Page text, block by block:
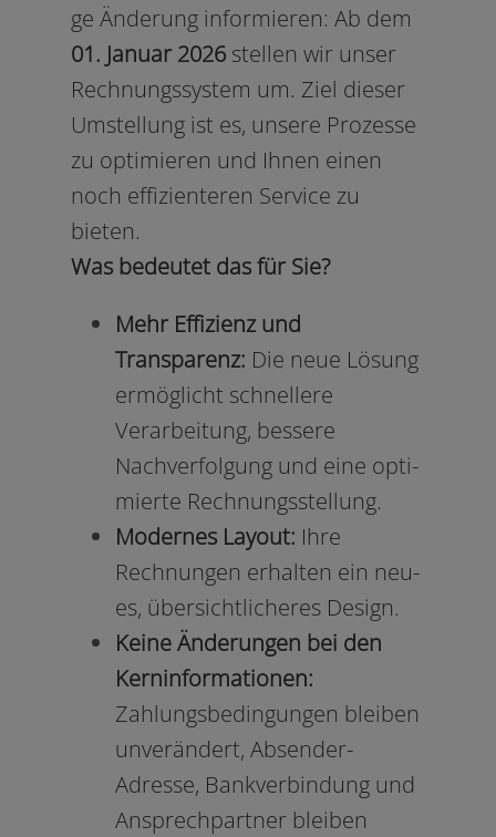
ge Änderung infor­mie­ren: Ab dem
01. Januar 2026stel­len wir unser
Rechnungssystem um. Ziel die­ser
Umstellung ist es, unse­re Prozesse
zu opti­mie­ren und Ihnen einen
noch effi­zi­en­te­ren Service zu
bieten.
Was bedeu­tet das für Sie?
Mehr Effizienz und
Transparenz: Die neue Lösung
ermög­licht schnel­le­re
Verarbeitung, bes­se­re
Nachverfolgung und eine opti­
mier­te Rechnungsstellung.
Modernes Layout: Ihre
Rechnungen erhal­ten ein neu­
es, über­sicht­li­che­res Design.
Keine Änderungen bei den
Kerninformationen:
Zahlungsbedingungen blei­ben
unver­än­dert, Absender-
Adresse, Bankverbindung und
Ansprechpartner blei­ben